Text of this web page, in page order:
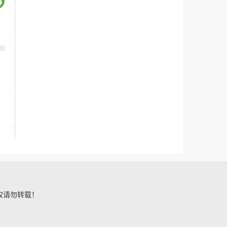
勿转载！